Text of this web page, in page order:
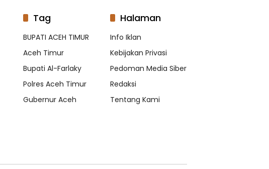
Tag
BUPATI ACEH TIMUR
Aceh Timur
Bupati Al-Farlaky
Polres Aceh Timur
Gubernur Aceh
Halaman
Info Iklan
Kebijakan Privasi
Pedoman Media Siber
Redaksi
Tentang Kami